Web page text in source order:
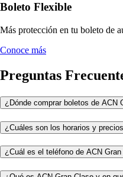
Boleto Flexible
Más protección en tu boleto de
Conoce más
Preguntas
¿Dónde comprar boletos de ACN
¿Cuáles son los horarios y
¿Cuál es el teléfono de ACN